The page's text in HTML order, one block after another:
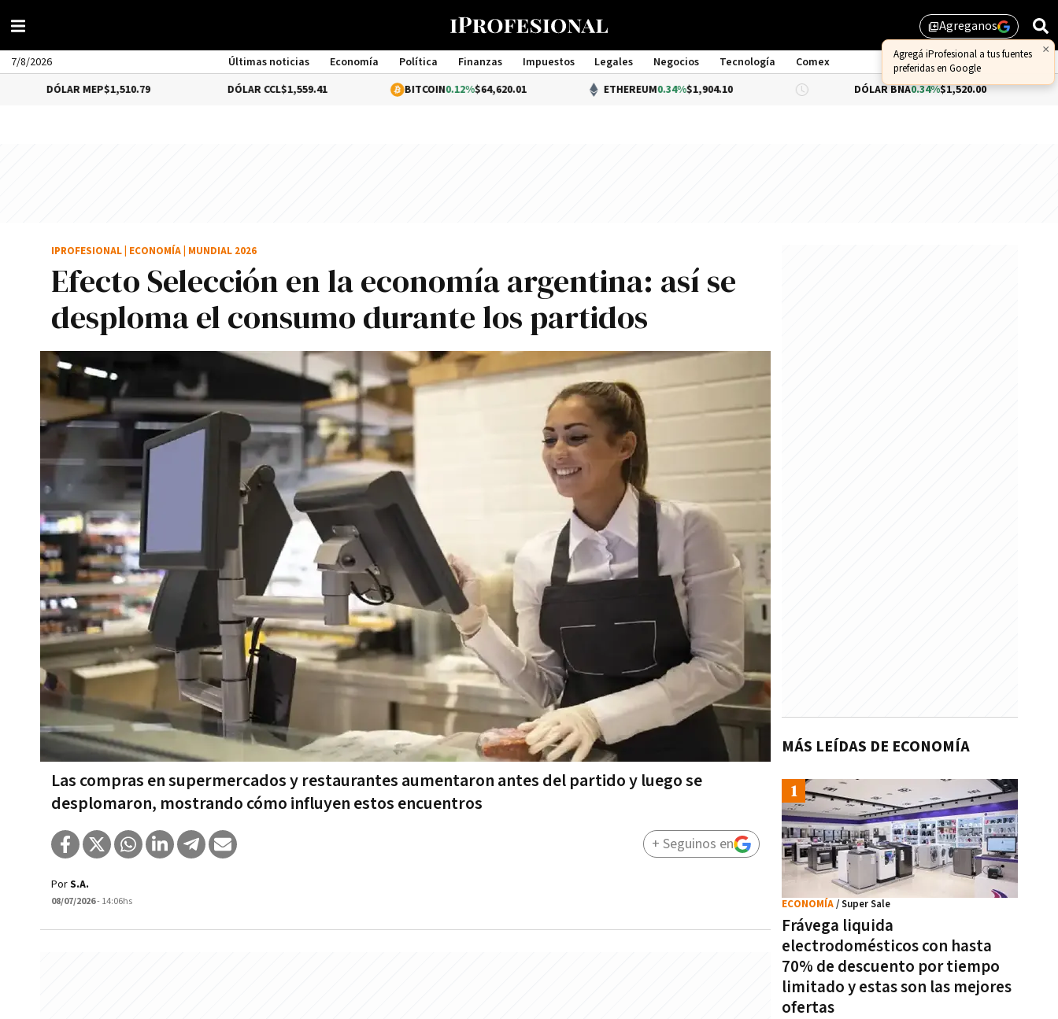
library_addAgreganos
7/8/2026 Últimas noticias Economía Política Finanzas Impuestos Legales Negocios Tecnología
Comex
Management
MEP$1,510.79 $1,559.41 BITCOIN0.12%$64,620.01 ETHEREUM 0.34%$1,904.10 DÓLAR BNA0.34%$1,520.00 DÓLAR
Efecto Selección en la economía argentina: así se
desploma el consumo durante los partidos
Las compras en supermercados y restaurantes aumentaron antes del partido y luego se
desplomaron, mostrando cómo influyen estos encuentros
IPROFESIONAL ECONOMÍA MUNDIAL 2026
PorS.A.
08/07/2026- 14:06hs
+ Seguinos en
MÁS LEÍDAS DE ECONOMÍA
Frávega liquida
electrodomésticos con hasta
70% de descuento por tiempo
limitado y estas son las mejores
ofertas
ECONOMÍA/ Super Sale